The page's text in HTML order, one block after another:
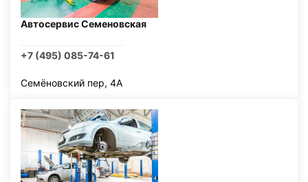
Автосервис Семеновская
+7 (495) 085-74-61
Семёновский пер, 4А